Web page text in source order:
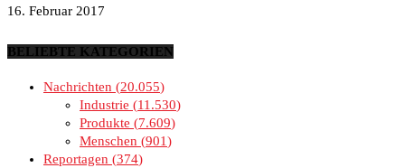
16. Februar 2017
BELIEBTE KATEGORIEN
Nachrichten
20.055
Industrie
11.530
Produkte
7.609
Menschen
901
Reportagen
374